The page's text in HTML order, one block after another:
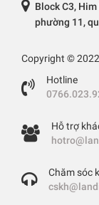
Block C3,
phường 11,
Copyright ©
Hotline
Hỗ trợ
Chăm sóc